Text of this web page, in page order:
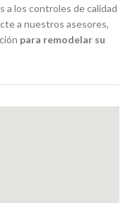
a los controles de calidad
a nuestros asesores,
para remodelar su